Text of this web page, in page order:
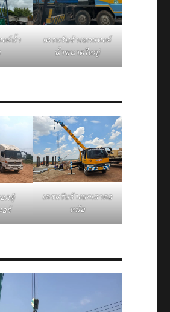
งค์น้ำ
เครนรับจ้างยกแทงค์
น้ำขนาดใหญ่
กตู้
ร์
เครนรับจ้างยกเสาตอ
หม้อ